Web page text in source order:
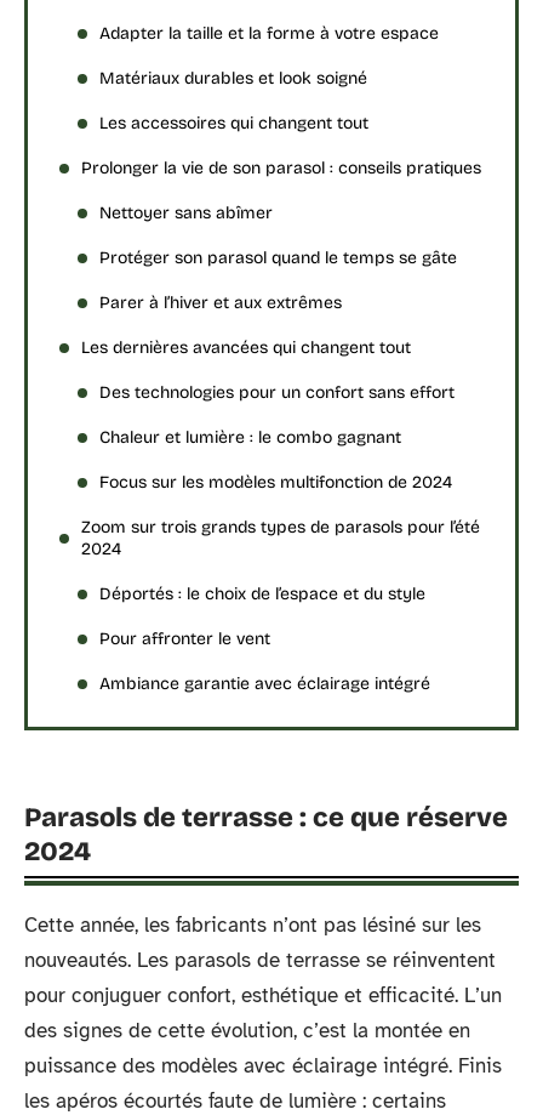
Adapter la taille et la forme à votre espace
Matériaux durables et look soigné
Les accessoires qui changent tout
Prolonger la vie de son parasol : conseils pratiques
Nettoyer sans abîmer
Protéger son parasol quand le temps se gâte
Parer à l’hiver et aux extrêmes
Les dernières avancées qui changent tout
Des technologies pour un confort sans effort
Chaleur et lumière : le combo gagnant
Focus sur les modèles multifonction de 2024
Zoom sur trois grands types de parasols pour l’été
2024
Déportés : le choix de l’espace et du style
Pour affronter le vent
Ambiance garantie avec éclairage intégré
Parasols de terrasse : ce que réserve
2024
Cette année, les fabricants n’ont pas lésiné sur les
nouveautés. Les parasols de terrasse se réinventent
pour conjuguer confort, esthétique et efficacité. L’un
des signes de cette évolution, c’est la montée en
puissance des modèles avec éclairage intégré. Finis
les apéros écourtés faute de lumière : certains